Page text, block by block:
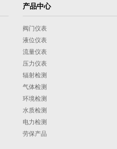
产品中心
阀门仪表
液位仪表
流量仪表
压力仪表
辐射检测
气体检测
环境检测
水质检测
电力检测
劳保产品